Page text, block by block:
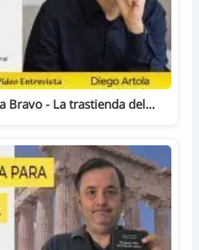
Bravo - La trastienda del…